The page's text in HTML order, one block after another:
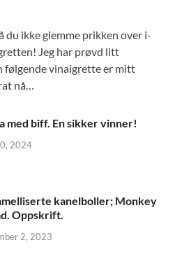
du ikke glemme prikken over i-
Jeg har prøvd litt
følgende vinaigrette er mitt
nå…
med biff. En sikker vinner!
2024
kanelboller; Monkey
Oppskrift.
2, 2023